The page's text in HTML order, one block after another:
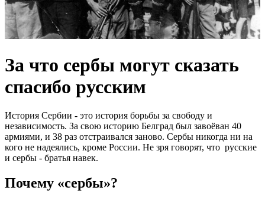
За что сербы могут сказать
спасибо русским
История Сербии - это история борьбы за свободу и
независимость. За свою историю Белград был завоёван 40
армиями, и 38 раз отстраивался заново. Сербы никогда ни на
кого не надеялись, кроме России. Не зря говорят, что русские
и сербы - братья навек.
Почему «сербы»?